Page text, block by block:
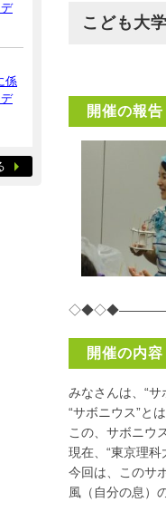
こども大
開催の報告
開催の内容
みなさんは、“
“サボニウス”と
この、サボニウ
現在、“東京理
今回は、このサ
風（自分の息）
係